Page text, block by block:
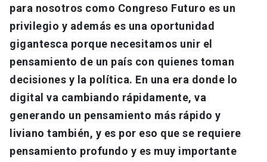
para nosotros como Congreso Futuro es un
privilegio y además es una oportunidad
gigantesca porque necesitamos unir el
pensamiento de un país con quienes toman
decisiones y la política. En una era donde lo
digital va cambiando rápidamente, va
generando un pensamiento más rápido y
liviano también, y es por eso que se requiere
pensamiento profundo y es muy importante